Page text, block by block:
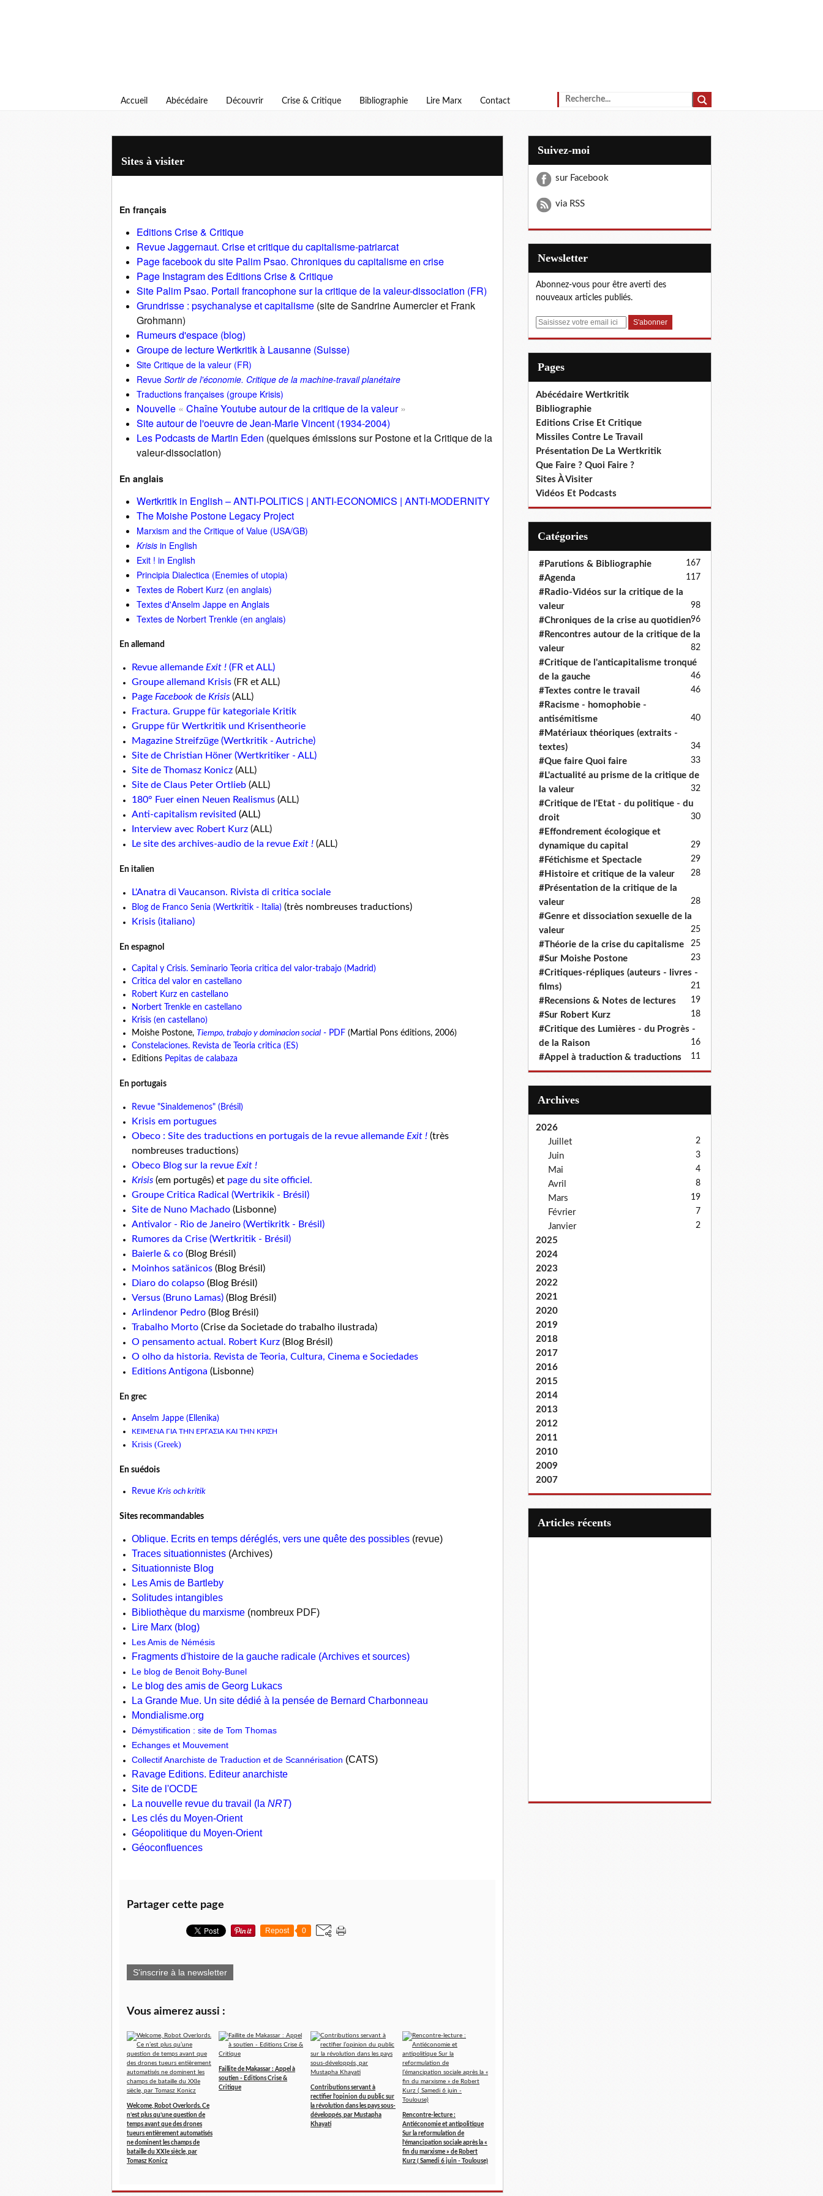
Accueil Abécédaire Découvrir Crise & Critique Bibliographie Lire Marx Contact
Sites à visiter
En français
Editions Crise & Critique
Revue Jaggernaut. Crise et critique du capitalisme-patriarcat
Page facebook du site Palim Psao. Chroniques du capitalisme en crise
Page Instagram des Editions Crise & Critique
Site Palim Psao. Portail francophone sur la critique de la valeur-dissociation (FR)
Grundrisse : psychanalyse et capitalisme (site de Sandrine Aumercier et Frank
Grohmann)
Rumeurs d'espace (blog)
Groupe de lecture Wertkritik à Lausanne (Suisse)
Site Critique de la valeur (FR)
Revue Sortir de l'économie. Critique de la machine-travail planétaire
Traductions françaises (groupe Krisis)
Nouvelle « Chaîne Youtube autour de la critique de la valeur»
Site autour de l'oeuvre de Jean-Marie Vincent (1934-2004)
Les Podcasts de Martin Eden (quelques émissions sur Postone et la Critique de la
valeur-dissociation)
En anglais
Wertkritik in English – ANTI-POLITICS | ANTI-ECONOMICS | ANTI-MODERNITY
The Moishe Postone Legacy Project
Marxism and the Critique of Value (USA/GB)
Krisis in English
Exit ! in English
Principia Dialectica (Enemies of utopia)
Textes de Robert Kurz (en anglais)
Textes d'Anselm Jappe en Anglais
Textes de Norbert Trenkle (en anglais)
En allemand
Revue allemande Exit ! (FR et ALL)
Groupe allemand Krisis (FR et ALL)
Page Facebook de Krisis (ALL)
Fractura. Gruppe für kategoriale Kritik
Gruppe für Wertkritik und Krisentheorie
Magazine Streifzüge (Wertkritik - Autriche)
Site de Christian Höner (Wertkritiker - ALL)
Site de Thomasz Konicz (ALL)
Site de Claus Peter Ortlieb (ALL)
180° Fuer einen Neuen Realismus (ALL)
Anti-capitalism revisited (ALL)
Interview avec Robert Kurz (ALL)
Le site des archives-audio de la revue Exit ! (ALL)
En italien
L'Anatra di Vaucanson. Rivista di critica sociale
Blog de Franco Senia (Wertkritik - Italia) (très nombreuses traductions)
Krisis (italiano)
En espagnol
Capital y Crisis. Seminario Teoria critica del valor-trabajo (Madrid)
Critica del valor en castellano
Robert Kurz en castellano
Norbert Trenkle en castellano
Krisis (en castellano)
Moishe Postone, Tiempo, trabajo y dominacion social - PDF (Martial Pons éditions, 2006)
Constelaciones. Revista de Teoria critica (ES)
Editions Pepitas de calabaza
En portugais
Revue "Sinaldemenos" (Brésil)
Krisis em portugues
Obeco : Site des traductions en portugais de la revue allemande Exit ! (très
nombreuses traductions)
Obeco Blog sur la revue Exit !
Krisis (em portugês) et page du site officiel.
Groupe Critica Radical (Wertrikik - Brésil)
Site de Nuno Machado (Lisbonne)
Antivalor - Rio de Janeiro (Wertikritk - Brésil)
Rumores da Crise (Wertkritik - Brésil)
Baierle & co (Blog Brésil)
Moinhos satänicos (Blog Brésil)
Diaro do colapso (Blog Brésil)
Versus (Bruno Lamas) (Blog Brésil)
Arlindenor Pedro (Blog Brésil)
Trabalho Morto (Crise da Societade do trabalho ilustrada)
O pensamento actual. Robert Kurz (Blog Brésil)
O olho da historia. Revista de Teoria, Cultura, Cinema e Sociedades
Editions Antigona (Lisbonne)
En grec
Anselm Jappe (Ellenika)
ΚΕΙΜΕΝΑ ΓΙΑ ΤΗΝ ΕΡΓΑΣΙΑ ΚΑΙ ΤΗΝ ΚΡΙΣΗ
Krisis (Greek)
En suédois
Revue Kris och kritik
Sites recommandables
Oblique. Ecrits en temps déréglés, vers une quête des possibles (revue)
Traces situationnistes (Archives)
Situationniste Blog
Les Amis de Bartleby
Solitudes intangibles
Bibliothèque du marxisme (nombreux PDF)
Lire Marx (blog)
Les Amis de Némésis
Fragments d'histoire de la gauche radicale (Archives et sources)
Le blog de Benoit Bohy-Bunel
Le blog des amis de Georg Lukacs
La Grande Mue. Un site dédié à la pensée de Bernard Charbonneau
Mondialisme.org
Démystification : site de Tom Thomas
Echanges et Mouvement
Collectif Anarchiste de Traduction et de Scannérisation (CATS)
Ravage Editions. Editeur anarchiste
Site de l'OCDE
La nouvelle revue du travail (la NRT)
Les clés du Moyen-Orient
Géopolitique du Moyen-Orient
Géoconfluences
Partager cette page
Repost 0
S'inscrire à la newsletter
Vous aimerez aussi :
Welcome, Robot Overlords. Ce
n’est plus qu’une question de
temps avant que des drones
tueurs entièrement automatisés
ne dominent les champs de
bataille du XXIe siècle, par
Tomasz Konicz
Faillite de Makassar : Appel à
soutien - Editions Crise &
Critique
Contributions servant à
rectifier l’opinion du public sur
la révolution dans les pays sous-
développés, par Mustapha
Khayati
Rencontre-lecture :
Antiéconomie et antipolitique
Sur la reformulation de
l’émancipation sociale après la «
fin du marxisme » de Robert
Kurz ( Samedi 6 juin - Toulouse)
Suivez-moi
sur Facebook
via RSS
Newsletter
Abonnez-vous pour être averti des
nouveaux articles publiés.
E
Pages
Abécédaire Wertkritik
Bibliographie
Editions Crise Et Critique
Missiles Contre Le Travail
Présentation De La Wertkritik
Que Faire ? Quoi Faire ?
Sites À Visiter
Vidéos Et Podcasts
Catégories
#Parutions & Bibliographie 167
#Agenda 117
#Radio-Vidéos sur la critique de la
valeur
98
#Chroniques de la crise au quotidien96
#Rencontres autour de la critique de la
valeur
82
#Critique de l'anticapitalisme tronqué
de la gauche
46
#Textes contre le travail 46
#Racisme - homophobie -
antisémitisme
40
#Matériaux théoriques (extraits -
textes)
34
#Que faire Quoi faire 33
#L'actualité au prisme de la critique de
la valeur
32
#Critique de l'Etat - du politique - du
droit
30
#Effondrement écologique et
dynamique du capital
29
#Fétichisme et Spectacle 29
#Histoire et critique de la valeur 28
#Présentation de la critique de la
valeur
28
#Genre et dissociation sexuelle de la
valeur
25
#Théorie de la crise du capitalisme 25
#Sur Moishe Postone 23
#Critiques-répliques (auteurs - livres -
films)
21
#Recensions & Notes de lectures 19
#Sur Robert Kurz 18
#Critique des Lumières - du Progrès -
de la Raison
16
#Appel à traduction & traductions 11
Archives
2026
Juillet
2
Juin 3
Mai 4
Avril 8
Mars 19
Février 7
Janvier 2
2025
2024
2023
2022
2021
2020
2019
2018
2017
2016
2015
2014
2013
2012
2011
2010
2009
2007
articles récents